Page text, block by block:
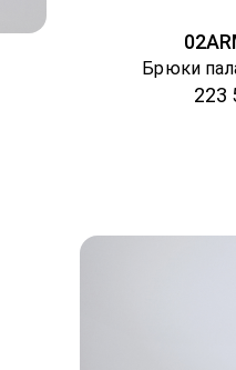
Брюки
223